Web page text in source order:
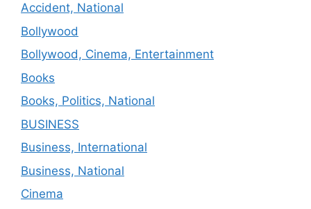
Accident, National
Bollywood
Bollywood, Cinema, Entertainment
Books
Books, Politics, National
BUSINESS
Business, International
Business, National
Cinema